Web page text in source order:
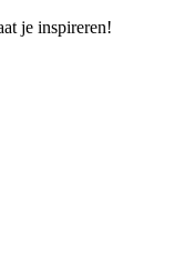
je inspireren!